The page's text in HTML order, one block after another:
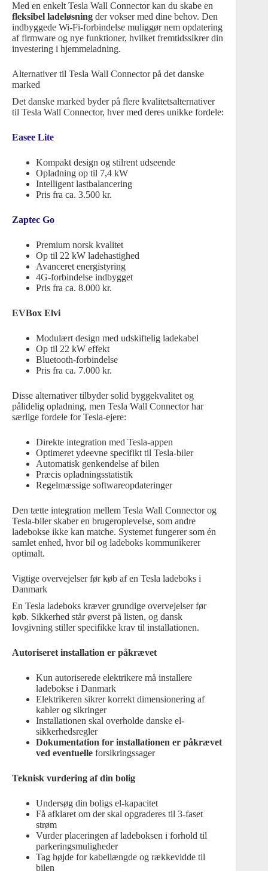
Med en enkelt Tesla Wall Connector kan du skabe en
fleksibel ladeløsning der vokser med dine behov. Den
indbyggede Wi-Fi-forbindelse muliggør nem opdatering
af firmware og nye funktioner, hvilket fremtidssikrer din
investering i hjemmeladning.
Alternativer til Tesla Wall Connector på det danske
marked
Det danske marked byder på flere kvalitetsalternativer
til Tesla Wall Connector, hver med deres unikke fordele:
Easee Lite
Kompakt design og stilrent udseende
Opladning op til 7,4 kW
Intelligent lastbalancering
Pris fra ca. 3.500 kr.
Zaptec Go
Premium norsk kvalitet
Op til 22 kW ladehastighed
Avanceret energistyring
4G-forbindelse indbygget
Pris fra ca. 8.000 kr.
EVBox Elvi
Modulært design med udskiftelig ladekabel
Op til 22 kW effekt
Bluetooth-forbindelse
Pris fra ca. 7.000 kr.
Disse alternativer tilbyder solid byggekvalitet og
pålidelig opladning, men Tesla Wall Connector har
særlige fordele for Tesla-ejere:
Direkte integration med Tesla-appen
Optimeret ydeevne specifikt til Tesla-biler
Automatisk genkendelse af bilen
Præcis opladningsstatistik
Regelmæssige softwareopdateringer
Den tætte integration mellem Tesla Wall Connector og
Tesla-biler skaber en brugeroplevelse, som andre
ladebokse ikke kan matche. Systemet fungerer som én
samlet enhed, hvor bil og ladeboks kommunikerer
optimalt.
Vigtige overvejelser før køb af en Tesla ladeboks i
Danmark
En Tesla ladeboks kræver grundige overvejelser før
køb. Sikkerhed står øverst på listen, og dansk
lovgivning stiller specifikke krav til installationen.
Autoriseret installation er påkrævet
Kun autoriserede elektrikere må installere
ladebokse i Danmark
Elektrikeren sikrer korrekt dimensionering af
kabler og sikringer
Installationen skal overholde danske el-
sikkerhedsregler
Dokumentation for installationen er påkrævet
ved eventuelle forsikringssager
Teknisk vurdering af din bolig
Undersøg din boligs el-kapacitet
Få afklaret om der skal opgraderes til 3-faset
strøm
Vurder placeringen af ladeboksen i forhold til
parkeringsmuligheder
Tag højde for kabellængde og rækkevidde til
bilen